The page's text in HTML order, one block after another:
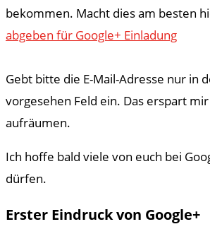
bekommen. Macht dies am besten
abgeben für Google+ Einladung
Gebt bitte die E-Mail-Adresse nur in
vorgesehen Feld ein. Das erspart
aufräumen.
Ich hoffe bald viele von euch bei
dürfen.
Erster Eindruck von Google+